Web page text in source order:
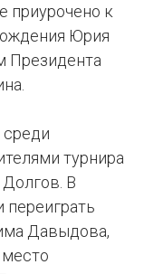
приурочено к
Юрия
Президента
турнира
В
Давыдова,